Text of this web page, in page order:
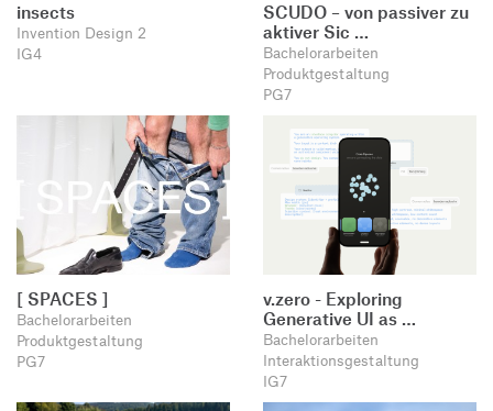
insects
Invention Design 2
IG4
SCUDO – von passiver zu
aktiver Sic …
Bachelorarbeiten
Produktgestaltung
PG7
[ SPACES ]
Bachelorarbeiten
Produktgestaltung
PG7
v.zero - Exploring
Generative UI as …
Bachelorarbeiten
Interaktionsgestaltung
IG7